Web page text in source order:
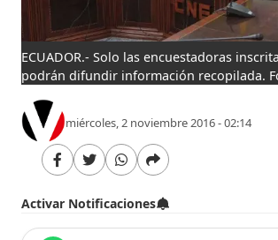
ECUADOR.- Solo las encuestadoras
podrán difundir información recopilada.
miércoles, 2 noviembre 2016 - 02:14
Activar Notificaciones